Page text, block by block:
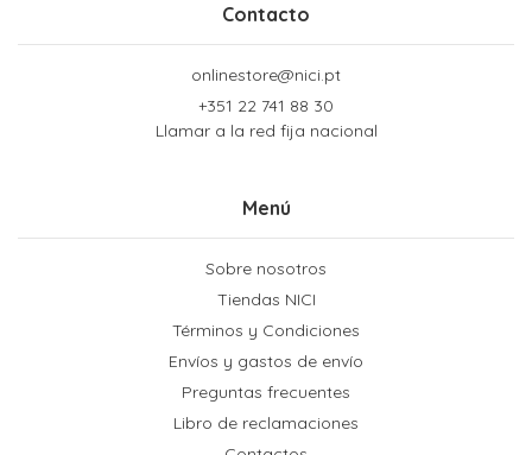
Contacto
onlinestore@nici.pt
+351 22 741 88 30
Llamar a la red fija nacional
Menú
Sobre nosotros
Tiendas NICI
Términos y Condiciones
Envíos y gastos de envío
Preguntas frecuentes
Libro de reclamaciones